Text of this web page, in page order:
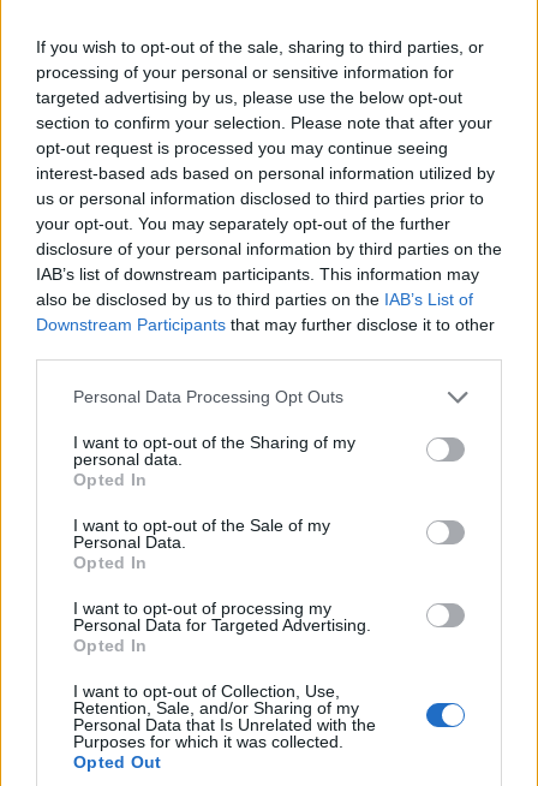
If you wish to opt-out of the sale, sharing to third parties, or
processing of your personal or sensitive information for
targeted advertising by us, please use the below opt-out
section to confirm your selection. Please note that after your
opt-out request is processed you may continue seeing
interest-based ads based on personal information utilized by
us or personal information disclosed to third parties prior to
your opt-out. You may separately opt-out of the further
disclosure of your personal information by third parties on the
IAB’s list of downstream participants. This information may
also be disclosed by us to third parties on the IAB’s List of
Downstream Participants that may further disclose it to other
Please note that this website/app uses one or more Google
not limited to your visit or usage behaviour. You may click to
grant or deny consent to Google and its third-party tags to
use your data for below specified purposes in below Google
consent section.
Personal Data Processing Opt Outs
I want to opt-out of the Sharing of my
personal data.
Opted In
I want to opt-out of the Sale of my
Personal Data.
Opted In
I want to opt-out of processing my
Personal Data for Targeted Advertising.
Opted In
I want to opt-out of Collection, Use,
Retention, Sale, and/or Sharing of my
Personal Data that Is Unrelated with the
Purposes for which it was collected.
Opted Out
Σχετικά
Πλιάτσικο αρκούδων σε
24 Αυγούστου 2012, 11:00 μμ
Παρόμοια θέματα
Αμύνταιο: Αρκούδα
στο Νυμφαίο
19 Σεπτεμβρίου 2025, 5:30 μμ
Αρκούδα επιτέθηκε σε
κοπάδι προβάτων στο
10 Ιουλίου 2024, 2:21 μμ
σε "Κοινωνία"
Ακολουθήστε μας στοGoogle News
και μάθετε πρώτοι όλες τις ειδήσεις!